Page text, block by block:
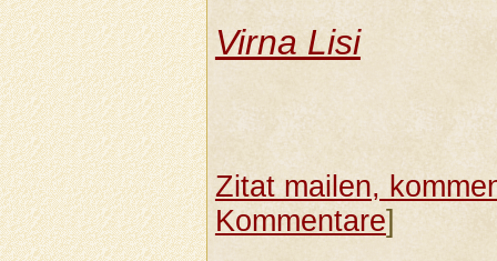
Virna Lisi
Zitat mailen,
Kommentare]